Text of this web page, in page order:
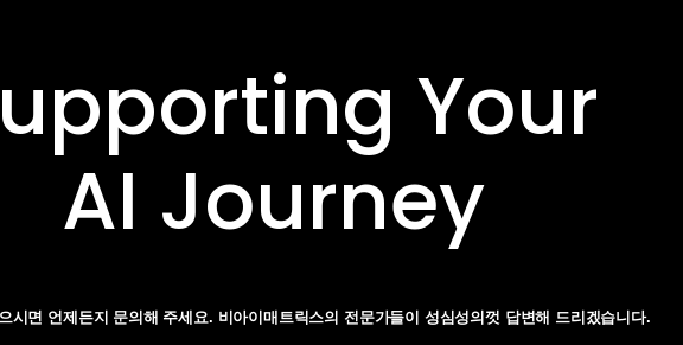
Your
AI Journey
시면 언제든지 문의해 주세요. 비아이매트릭스의 전문가들이 성심성의껏 답변해 드리겠습니다.